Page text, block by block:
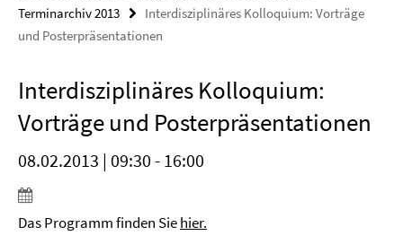
Terminarchiv 2013
Interdisziplinäres Kolloquium: Vorträge
und Posterpräsentationen
Interdisziplinäres Kolloquium:
Vorträge und Posterpräsentationen
08.02.2013 | 09:30 - 16:00
Das Programm finden Siehier.